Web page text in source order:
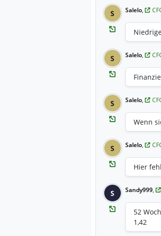
S Salelo,
S Salelo,
S Salelo,
Wenn
S Salelo,
Hier
S Sandy999,
52
1,42